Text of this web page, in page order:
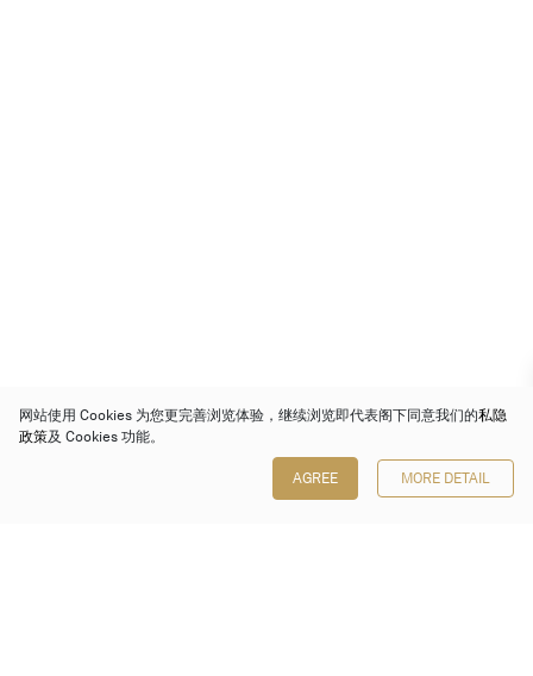
网站使用 Cookies 为您更完善浏览体验，继续浏览即代表阁下同意我们的私隐
政策及 Cookies 功能。
AGREE MORE DETAIL